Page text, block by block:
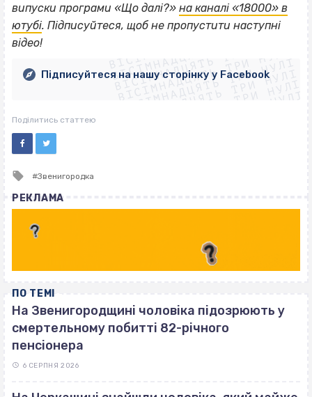
випуски програми «Що далі?» на каналі «18000» в
ютубі. Підписуйтеся, щоб не пропустити наступні
відео!
ВІСІМНАДЦЯТЬ ТРИ НУЛІ
ВІСІМНАДЦЯТЬ ТРИ НУЛІ
ВІСІМНАДЦЯТЬ ТРИ НУЛІ
ВІСІМНАДЦЯТЬ ТРИ НУЛІ
ВІСІМНАДЦЯТЬ ТРИ НУЛІ
ВІСІМНАДЦЯТЬ ТРИ НУЛІ
ВІСІМНАДЦЯТЬ ТРИ НУЛІ
ВІСІМНАДЦЯТЬ ТРИ НУЛІ
Підписуйтеся на нашу сторінку у Facebook
Поділитись статтею
Tagged
Звенигородка
РЕКЛАМА
ПО ТЕМІ
На Звенигородщині чоловіка підозрюють у
смертельному побитті 82-річного
пенсіонера
6 СЕРПНЯ 2026